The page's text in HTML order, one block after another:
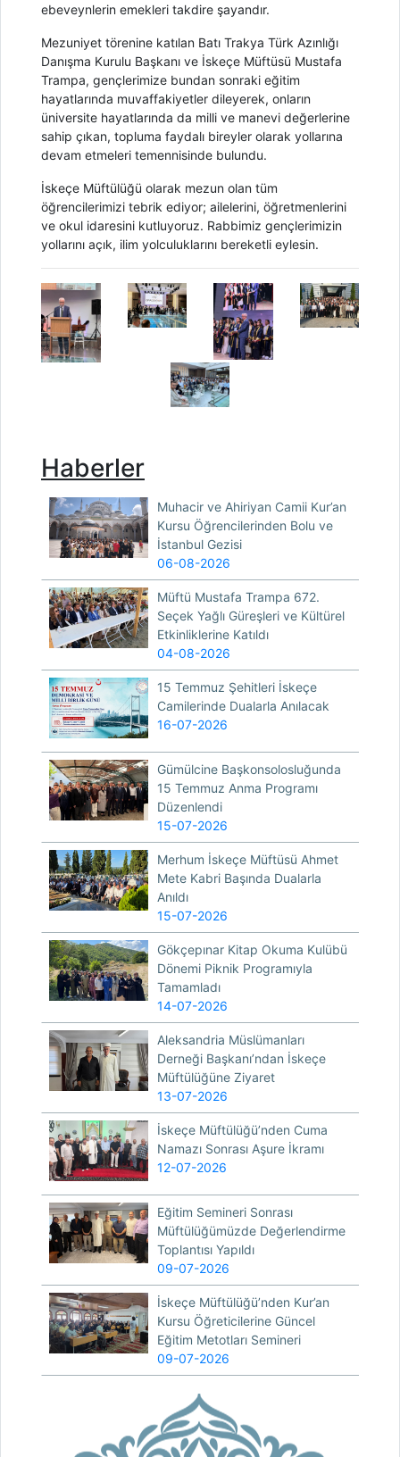
ebeveynlerin emekleri takdire şayandır.
Mezuniyet törenine katılan Batı Trakya Türk Azınlığı
Danışma Kurulu Başkanı ve İskeçe Müftüsü Mustafa
Trampa, gençlerimize bundan sonraki eğitim
hayatlarında muvaffakiyetler dileyerek, onların
üniversite hayatlarında da milli ve manevi değerlerine
sahip çıkan, topluma faydalı bireyler olarak yollarına
devam etmeleri temennisinde bulundu.
İskeçe Müftülüğü olarak mezun olan tüm
öğrencilerimizi tebrik ediyor; ailelerini, öğretmenlerini
ve okul idaresini kutluyoruz. Rabbimiz gençlerimizin
yollarını açık, ilim yolculuklarını bereketli eylesin.
Haberler
Muhacir ve Ahiriyan Camii Kur’an
Kursu Öğrencilerinden Bolu ve
İstanbul Gezisi
06-08-2026
Müftü Mustafa Trampa 672.
Seçek Yağlı Güreşleri ve Kültürel
Etkinliklerine Katıldı
04-08-2026
15 Temmuz Şehitleri İskeçe
Camilerinde Dualarla Anılacak
16-07-2026
Gümülcine Başkonsolosluğunda
15 Temmuz Anma Programı
Düzenlendi
15-07-2026
Merhum İskeçe Müftüsü Ahmet
Mete Kabri Başında Dualarla
Anıldı
15-07-2026
Gökçepınar Kitap Okuma Kulübü
Dönemi Piknik Programıyla
Tamamladı
14-07-2026
Aleksandria Müslümanları
Derneği Başkanı’ndan İskeçe
Müftülüğüne Ziyaret
13-07-2026
İskeçe Müftülüğü’nden Cuma
Namazı Sonrası Aşure İkramı
12-07-2026
Eğitim Semineri Sonrası
Müftülüğümüzde Değerlendirme
Toplantısı Yapıldı
09-07-2026
İskeçe Müftülüğü’nden Kur’an
Kursu Öğreticilerine Güncel
Eğitim Metotları Semineri
09-07-2026